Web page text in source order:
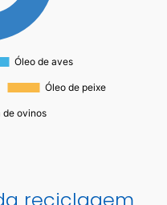
reciclagem